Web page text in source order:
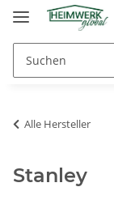
Alle Hersteller
Stanley